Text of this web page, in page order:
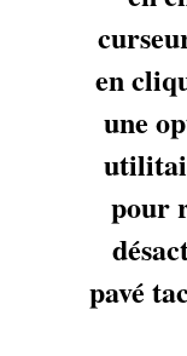
en
une
pour
pavé